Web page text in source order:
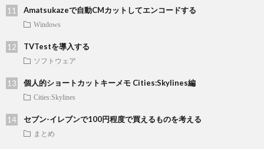
Amatsukazeで自動CMカットしてエンコードする
Windows
TVTestを導入する
ソフトウェア
個人的ショートカットキーメモ Cities:Skylines編
Cities:Skylines
セブン-イレブンで100円程度で買えるものを考える
まとめ